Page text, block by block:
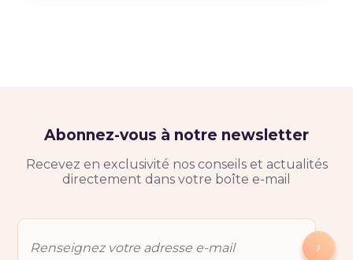
Abonnez-vous à notre newsletter
Recevez en exclusivité nos conseils et actualités
directement dans votre boîte e-mail